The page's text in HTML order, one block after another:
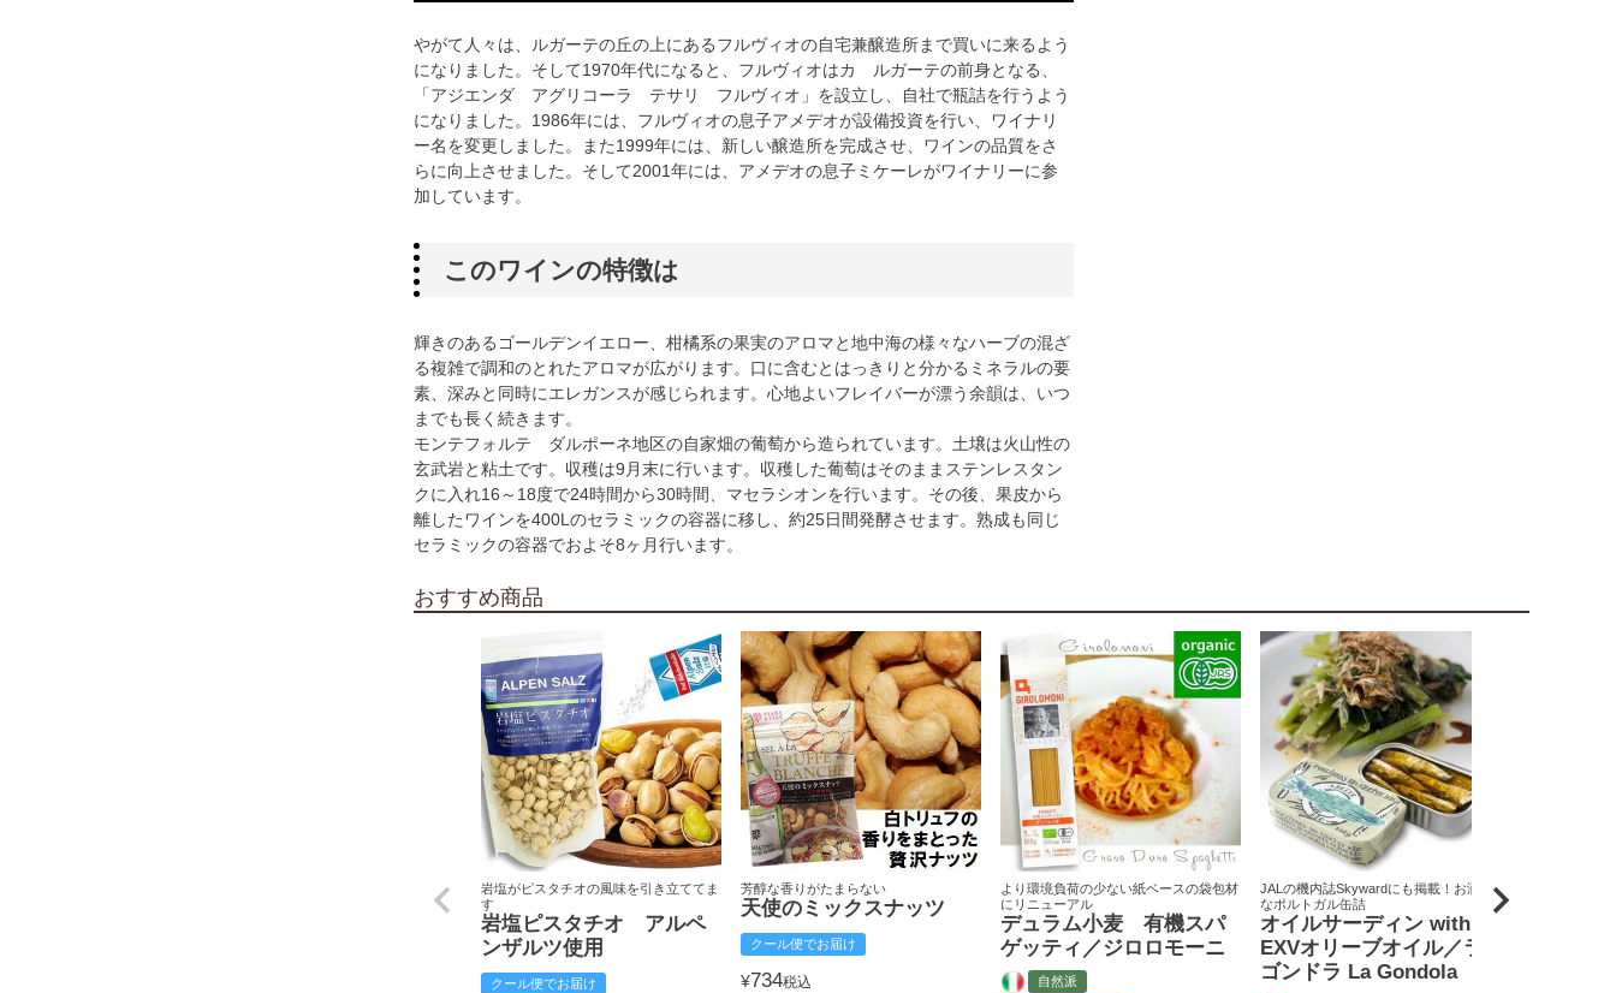
やがて人々は、ルガーテの丘の上にあるフルヴィオの自宅兼醸造所まで買いに来るよう
になりました。そして1970年代になると、フルヴィオはカ ルガーテの前身となる、
「アジエンダ アグリコーラ テサリ フルヴィオ」を設立し、自社で瓶詰を行うよう
になりました。1986年には、フルヴィオの息子アメデオが設備投資を行い、ワイナリ
ー名を変更しました。また1999年には、新しい醸造所を完成させ、ワインの品質をさ
らに向上させました。そして2001年には、アメデオの息子ミケーレがワイナリーに参
加しています。
このワインの特徴は
輝きのあるゴールデンイエロー、柑橘系の果実のアロマと地中海の様々なハーブの混ざ
る複雑で調和のとれたアロマが広がります。口に含むとはっきりと分かるミネラルの要
素、深みと同時にエレガンスが感じられます。心地よいフレイバーが漂う余韻は、いつ
までも長く続きます。
モンテフォルテ ダルポーネ地区の自家畑の葡萄から造られています。土壌は火山性の
玄武岩と粘土です。収穫は9月末に行います。収穫した葡萄はそのままステンレスタン
クに入れ16～18度で24時間から30時間、マセラシオンを行います。その後、果皮から
離したワインを400Lのセラミックの容器に移し、約25日間発酵させます。熟成も同じ
セラミックの容器でおよそ8ヶ月行います。
おすすめ商品
岩塩がピスタチオの風味を引き立ててま
す
岩塩ピスタチオ アルペ
ンザルツ使用
クール便でお届け
芳醇な香りがたまらない
天使のミックスナッツ
クール便でお届け
¥734税込
より環境負荷の少ない紙ベースの袋包材
にリニューアル
デュラム小麦 有機スパ
ゲッティ／ジロロモーニ
自然派
JALの機内誌Skywardにも掲載！お洒落
なポルトガル缶詰
オイルサーディン with
EXVオリーブオイル／ラ
ゴンドラ La Gondola